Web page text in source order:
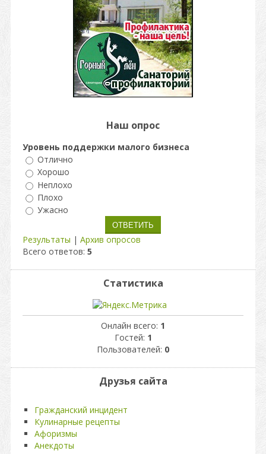
Наш опрос
Уровень поддержки малого бизнеса
Отлично
Хорошо
Неплохо
Плохо
Ужасно
Результаты | Архив опросов
Всего ответов: 5
Статистика
Онлайн всего: 1
Гостей: 1
Пользователей: 0
Друзья сайта
Гражданский инцидент
Кулинарные рецепты
Афоризмы
Анекдоты